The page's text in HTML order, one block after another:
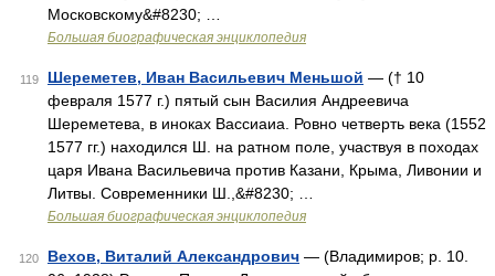
Московскому&#8230; …
Большая биографическая энциклопедия
119 Шереметев, Иван Васильевич Меньшой — († 10
февраля 1577 г.) пятый сын Василия Андреевича
Шереметева, в иноках Вассиаиа. Ровно четверть века (1552
1577 гг.) находился Ш. на ратном поле, участвуя в походах
царя Ивана Васильевича против Казани, Крыма, Ливонии и
Литвы. Современники Ш.,&#8230; …
Большая биографическая энциклопедия
120 Вехов, Виталий Александрович — (Владимиров; р. 10.